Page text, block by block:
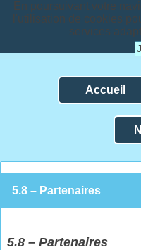
En poursuivant votre
l'utilisation de cookies
services
Accueil
5.8 – Partenaires
5.8 – Partenaires